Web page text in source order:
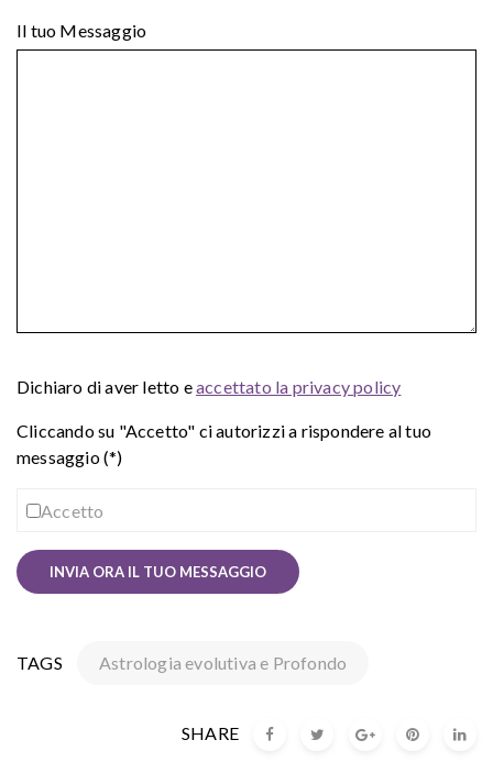
Il tuo Messaggio
Dichiaro di aver letto eaccettato la privacy policy
Cliccando su "Accetto" ci autorizzi a rispondere al tuo
messaggio (*)
Accetto
TAGS Astrologia evolutiva e Profondo
SHARE